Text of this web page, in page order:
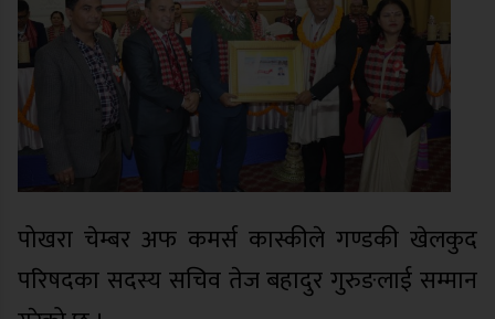
पोखरा चेम्बर अफ कमर्स कास्कीले गण्डकी खेलकुद
परिषदका सदस्य सचिव तेज बहादुर गुरुङलाई सम्मान